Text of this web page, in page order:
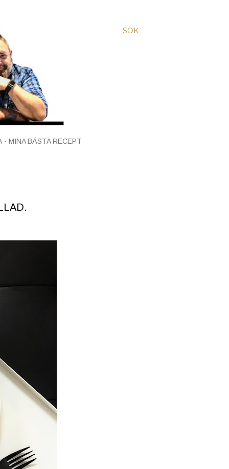
SÖK
MINA BÄSTA RECEPT